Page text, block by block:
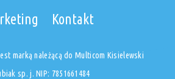
Kontakt
marką należącą do Multicom Kisielewski
sp. j. NIP: 7851661484